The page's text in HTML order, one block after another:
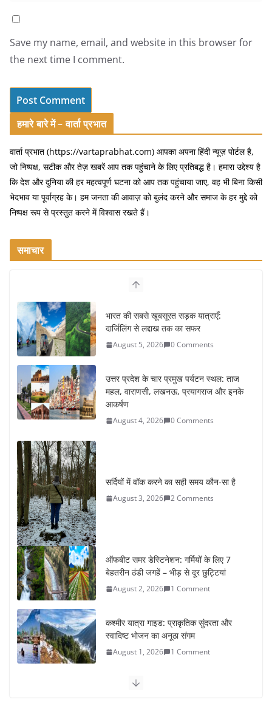
Save my name, email, and website in this browser for
the next time I comment.
हमारे बारे में – वार्ता प्रभात
वार्ता प्रभात (https://vartaprabhat.com) आपका अपना हिंदी न्यूज़ पोर्टल है,
जो निष्पक्ष, सटीक और तेज़ खबरें आप तक पहुंचाने के लिए प्रतिबद्ध है। हमारा उद्देश्य है
कि देश और दुनिया की हर महत्वपूर्ण घटना को आप तक पहुंचाया जाए, वह भी बिना किसी
भेदभाव या पूर्वाग्रह के। हम जनता की आवाज़ को बुलंद करने और समाज के हर मुद्दे को
निष्पक्ष रूप से प्रस्तुत करने में विश्वास रखते हैं।
समाचार
भारत की सबसे खूबसूरत सड़क यात्राएँ:
दार्जिलिंग से लद्दाख तक का सफर
August 5, 2026 0 Comments
उत्तर प्रदेश के चार प्रमुख पर्यटन स्थल: ताज
महल, वाराणसी, लखनऊ, प्रयागराज और इनके
आकर्षण
August 4, 2026 0 Comments
सर्दियों में वॉक करने का सही समय कौन-सा है
August 3, 2026 2 Comments
ऑफबीट समर डेस्टिनेशन: गर्मियों के लिए 7
बेहतरीन ठंडी जगहें – भीड़ से दूर छुट्टियां
August 2, 2026 1 Comment
कश्मीर यात्रा गाइड: प्राकृतिक सुंदरता और
स्वादिष्ट भोजन का अनूठा संगम
August 1, 2026 1 Comment
वजन घटाने के लिए 8 बेहतरीन वॉकिंग